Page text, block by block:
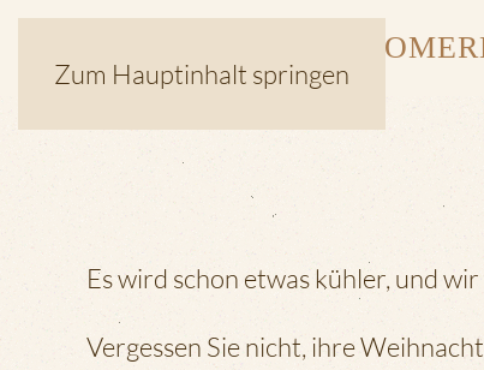
Zum Hauptinhalt springen
HOME
Es wird schon etwas kühler, und
Vergessen Sie nicht, ihre